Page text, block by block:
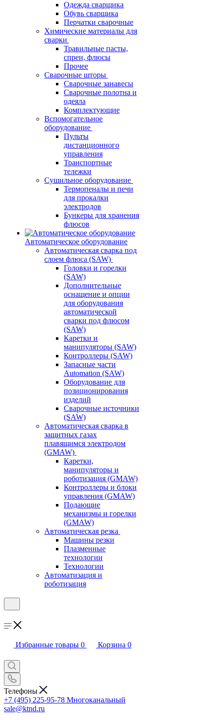
Одежда сварщика
Обувь сварщика
Перчатки сварочные
Химические материалы для
сварки
Травильные пасты,
спреи, флюсы
Прочее
Сварочные шторы
Сварочные занавесы
Сварочные полотна и
одеяла
Комплектующие
Вспомогательное
оборудование
Пульты
дистанционного
управления
Транспортные
тележки
Сушильное оборудование
Термопеналы и печи
для прокалки
электродов
Бункеры для хранения
флюсов
Автоматическое оборудование
Автоматическая сварка под
слоем флюса (SAW)
Головки и горелки
(SAW)
Дополнительные
оснащение и опции
для оборудования
автоматической
сварки под флюсом
(SAW)
Каретки и
манипуляторы (SAW)
Контроллеры (SAW)
Запасные части
Automation (SAW)
Оборудование для
позиционирования
изделий
Сварочные источники
(SAW)
Автоматическая сварка в
защитных газах
плавящимся электродом
(GMAW)
Каретки,
манипуляторы и
роботизация (GMAW)
Контроллеры и блоки
управления (GMAW)
Подающие
механизмы и горелки
(GMAW)
Автоматическая резка
Машины резки
Плазменные
технологии
Технологии
Автоматизация и
роботизация
Избранные товары 0 Корзина 0
Телефоны
+7 (495) 225-95-78 Многоканальный
sale@ktnd.ru